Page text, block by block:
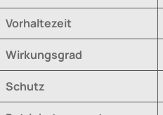
Vorhaltezeit
Wirkungsgrad
Schutz